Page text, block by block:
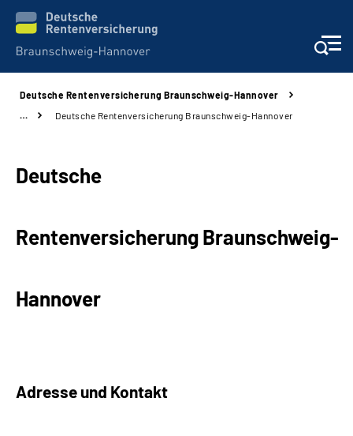
Karriere
Deutsche Rentenversicherung Braunschweig-Hannover
…
Deutsche Rentenversicherung Braunschweig-Hannover
Deutsche
Rentenversicherung Braunschweig-
Hannover
Adresse und Kontakt